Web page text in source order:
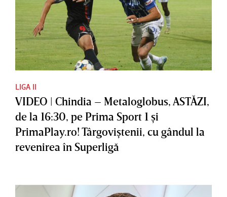
LIGA II
VIDEO | Chindia – Metaloglobus, ASTĂZI,
de la 16:30, pe Prima Sport 1 şi
PrimaPlay.ro! Târgoviştenii, cu gândul la
revenirea în Superligă